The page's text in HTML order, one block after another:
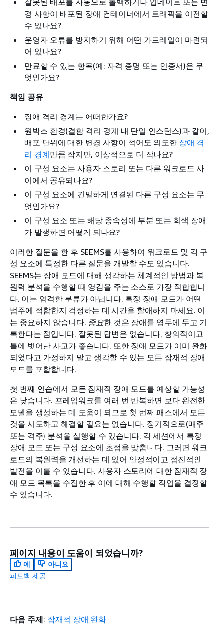
잘못된 배포를 자동으로 롤백하거나 업데이트 또는 변
경 사항이 배포된 장애 컨테이너에서 트래픽을 이전할
수 있나요?
운영자 오류를 방지하기 위해 어떤 가드레일이 마련되
어 있나요?
만료할 수 있는 항목(예: 자격 증명 또는 인증서)은 무
엇인가요?
책임 공유
장애 격리 경계는 어떠한가요?
원박스 환경(결함 격리 경계 내 단일 인스턴스)과 같이,
배포 단위에 대한 변경 사항이 적어도 의도한 장애 격
리 경계만큼 작지만, 이상적으로 더 작나요?
이 구성 요소는 사용자 스토리 또는 다른 워크로드 사
이에서 공유되나요?
이 구성 요소에 긴밀하게 연결된 다른 구성 요소는 무
엇인가요?
이 구성 요소 또는 해당 종속성에 부분 또는 회색 장애
가 발생하면 어떻게 되나요?
이러한 질문을 한 후 SEEMS를 사용하여 워크로드 및 각 구
성 요소에 특정한 다른 질문을 개발할 수도 있습니다.
SEEMS는 장애 모드에 대해 생각하는 체계적인 방법과 복
원력 분석을 수행할 때 영감을 주는 소스로 가장 적합합니
다. 이는 엄격한 분류가 아닙니다. 특정 장애 모드가 어떤
범주에 적합한지 걱정하는 데 시간을 할애하지 마세요. 이
는 중요하지 않습니다. 중요한 것은 장애를 염두에 두고 기
록한다는 점입니다. 잘못된 답변은 없습니다. 창의적이고
틀에 벗어난 사고가 좋습니다. 또한 장애 모드가 이미 완화
되었다고 가정하지 말고 생각할 수 있는 모든 잠재적 장애
모드를 포함합니다.
첫 번째 연습에서 모든 잠재적 장애 모드를 예상할 가능성
은 낮습니다. 프레임워크를 여러 번 반복하면 보다 완전한
모델을 생성하는 데 도움이 되므로 첫 번째 패스에서 모든
것을 시도하고 해결할 필요는 없습니다. 정기적으로(매주
또는 격주) 분석을 실행할 수 있습니다. 각 세션에서 특정
장애 모드 또는 구성 요소에 초점을 맞춥니다. 그러면 워크
로드의 복원력을 개선하는 데 있어 안정적이고 점진적인
발전을 이룰 수 있습니다. 사용자 스토리에 대한 잠재적 장
애 모드 목록을 수집한 후 이에 대해 수행할 작업을 결정할
수 있습니다.
페이지 내용이 도움이 되었습니까?
예
아니요
피드백 제공
다음 주제: 잠재적 장애 완화